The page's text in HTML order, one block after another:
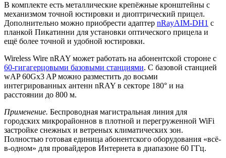
В комплекте есть металлические крепёжные кронштейны с
механизмом точной юстировки и диоптрический прицел.
Дополнительно можно приобрести адаптер nRayAIM-DH1 с
планкой Пикатинни для установки оптического прицела и
ещё более точной и удобной юстировки.
Wireless Wire nRAY может работать на абонентской стороне с
60-гигагерцовыми базовыми станциями. С базовой станцией
wAP 60Gx3 AP можно разместить до восьми
интегрированных антенн nRAY в секторе 180° и на
расстоянии до 800 м.
Применение. Беспроводная магистральная линия для
городских микрорайоннов в плотной и перегруженной WiFi
застройке снежных и ветреных климатических зон.
Полностью готовая единица абонентского оборудования «всё-
в-одном» для провайдеров Интернета в диапазоне 60 ГГц.